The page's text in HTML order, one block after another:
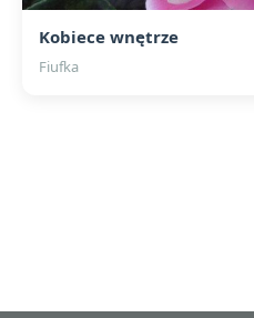
Kobiece wnętrze
Fiufka